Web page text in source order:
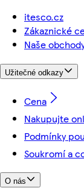
itesco.cz
Zákaznické
Naše
Užitečné odkazy
Cena
Nakupujte
Podmínky
Soukromí a
O nás